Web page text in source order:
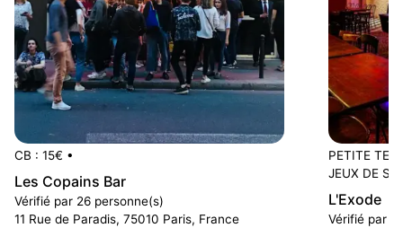
CB : 15€ •
Les Copains Bar
Vérifié par 26 personne(s)
11 Rue de Paradis, 75010 Paris, France
PETITE
JEUX DE
L'Exode
Vérifié par